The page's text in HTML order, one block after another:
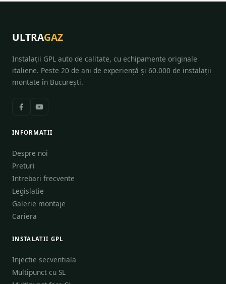
ULTRAGAZ
Instalații GPL auto de calitate, cu echipamente originale
italiene. Peste 20 de ani de experiență și 60.000 de instalații
montate în București.
INFORMATII
Despre noi
Preturi
Intrebari frecvente
Legislatie
Galerie montaje
Cariera
INSTALATII GPL
Injectie secventiala
Multipunct cu SL